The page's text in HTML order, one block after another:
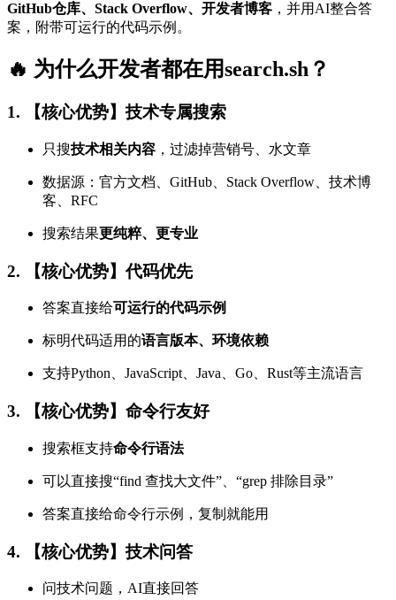
GitHub仓库、Stack Overflow、开发者博客 ，并用AI整合答
案，附带可运行的代码示例。
🔥 为什么开发者都在用search.sh？
1. 【核心优势】技术专属搜索
只搜技术相关内容 ，过滤掉营销号、水文章
数据源：官方文档、GitHub、Stack Overflow、技术博
客、RFC
搜索结果更纯粹、更专业
2. 【核心优势】代码优先
答案直接给可运行的代码示例
标明代码适用的语言版本、环境依赖
支持Python、JavaScript、Java、Go、Rust等主流语言
3. 【核心优势】命令行友好
搜索框支持命令行语法
可以直接搜“find 查找大文件”、“grep 排除目录”
答案直接给命令行示例，复制就能用
4. 【核心优势】技术问答
问技术问题，AI直接回答